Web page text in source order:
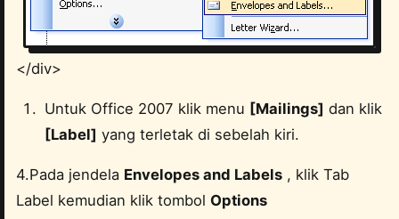
</div>
Untuk Office 2007 klik menu [Mailings] dan klik
[Label] yang terletak di sebelah kiri.
4.Pada jendela Envelopes and Labels , klik Tab
Label kemudian klik tombol Options